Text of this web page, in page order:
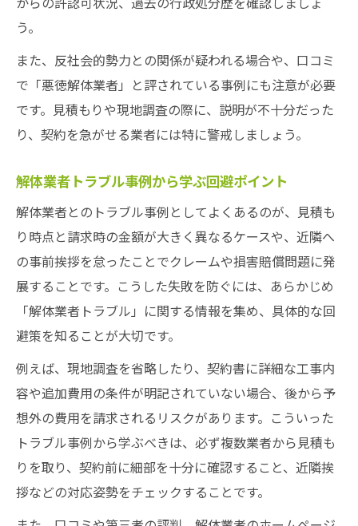
う。
また、反社会的勢力との関係が疑われる場合や、口コミ
で「悪徳解体業者」と評されている事例にも注意が必要
です。見積もりや現地調査の際に、説明が不十分だった
り、契約を急がせる業者には特に警戒しましょう。
解体業者トラブル事例から学ぶ回避ポイント
解体業者とのトラブル事例としてよくあるのが、見積も
り時点と請求時の金額が大きく異なるケースや、近隣へ
の事前挨拶を怠ったことでクレームや損害賠償問題に発
展することです。こうした失敗を防ぐには、あらかじめ
「解体業者トラブル」に関する情報を集め、具体的な回
避策を知ることが大切です。
例えば、現地調査を省略したり、契約書に詳細な工事内
容や追加費用の条件が明記されていない場合、後から予
想外の費用を請求されるリスクがあります。こういった
トラブル事例から学ぶべきは、必ず複数業者から見積も
りを取り、契約前に細部を十分に確認すること、近隣挨
拶などの対応姿勢をチェックすることです。